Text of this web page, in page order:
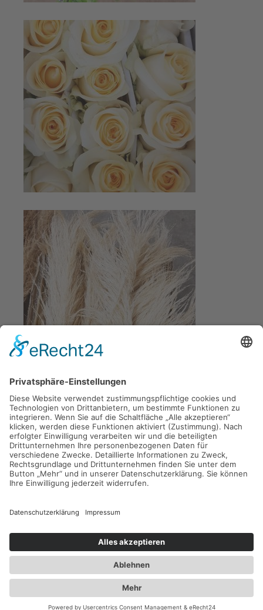
Mehr bei Instagram
Mehr bei Instagram
Mehr bei Instagram
Mehr bei Instagram
IMPRESSUM
DATENSCHUTZERKLÄRUNG
Drela GmbH & Webranking